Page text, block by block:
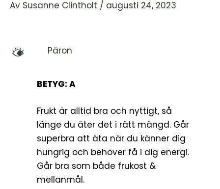
Av Susanne Clintholt / augusti 24, 2023
M Päron
BETYG: A
Frukt är alltid bra och nyttigt, så
länge du äter det i rätt mängd. Går
superbra att äta när du känner dig
hungrig och behöver få i dig energi.
Går bra som både frukost &
mellanmål.